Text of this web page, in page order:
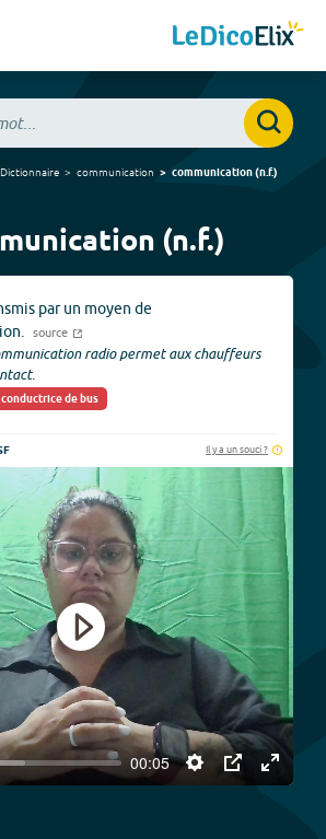
Dictionnaire communication communication(n.f.)
(n.f.)
par un moyen de
source
radio permet aux chauffeurs
de bus
Il y a un souci ?
00:05
Settings
PIP
Enter
Play